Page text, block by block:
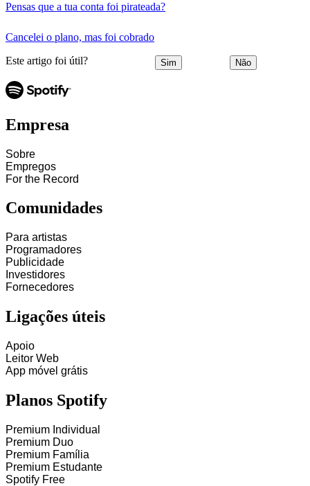
Pensas que a tua conta foi pirateada?
Cancelei o plano, mas foi cobrado
Este artigo foi útil? Sim Não
Empresa
Sobre
Empregos
For the Record
Comunidades
Para artistas
Programadores
Publicidade
Investidores
Fornecedores
Ligações úteis
Apoio
Leitor Web
App móvel grátis
Planos Spotify
Premium Individual
Premium Duo
Premium Família
Premium Estudante
Spotify Free